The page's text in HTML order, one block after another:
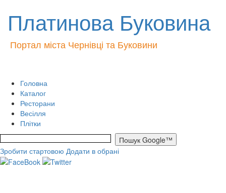
Платинова Буковина
Портал міста Чернівці та Буковини
Головна
Каталог
Ресторани
Весілля
Плітки
Зробити стартовою Додати в обрані